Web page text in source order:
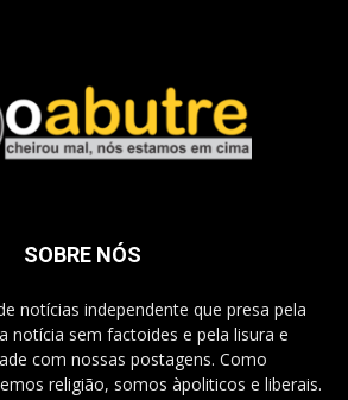
SOBRE NÓS
notícias independente que presa pela
notícia sem factoides e pela lisura e
com nossas postagens. Como
religião, somos àpoliticos e liberais.